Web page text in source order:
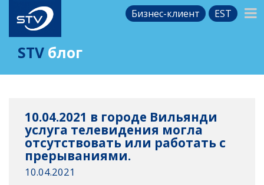
Бизнес-клиент EST
STV блог
10.04.2021 в городе Вильянди
услуга телевидения могла
отсутствовать или работать с
прерываниями.
10.04.2021